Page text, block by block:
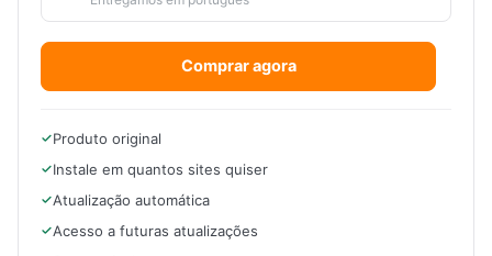
Comprar agora
Produto original
Instale em quantos sites quiser
Atualização automática
Acesso a futuras atualizações